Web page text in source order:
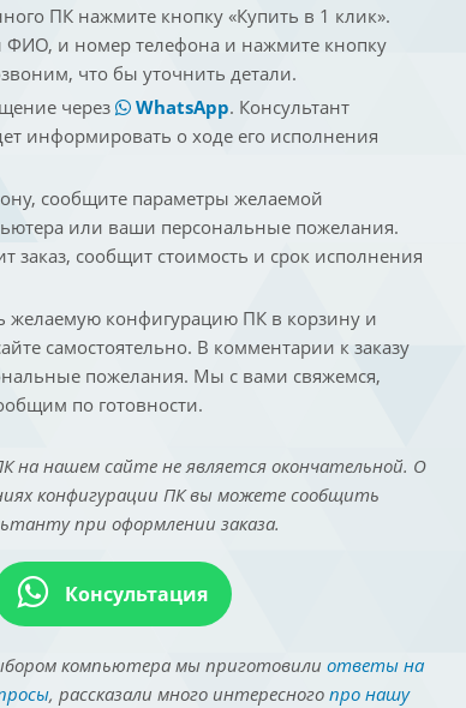
ПК нажмите кнопку «Купить в 1 клик».
ФИО, и номер телефона и нажмите кнопку
что бы уточнить детали.
через
WhatsApp. Консультант
информировать о ходе его исполнения
сообщите параметры желаемой
или ваши персональные пожелания.
заказ, сообщит стоимость и срок исполнения
желаемую конфигурацию ПК в корзину и
самостоятельно. В комментарии к заказу
пожелания. Мы с вами свяжемся,
по готовности.
на нашем сайте не является окончательной. О
конфигурации ПК вы можете сообщить
при оформлении заказа.
Консультация
компьютера мы приготовили ответы на
, рассказали много интересного про нашу